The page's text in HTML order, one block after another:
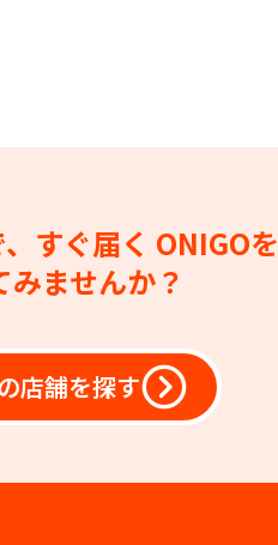
すぐ届く ONIGOを
みませんか？
店舗を探す